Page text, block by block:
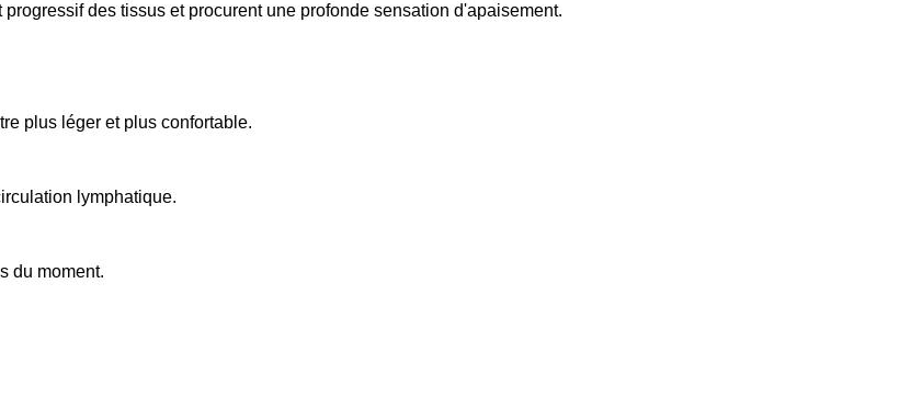
des tissus et procurent une profonde sensation d'apaisement.
plus léger et plus confortable.
lymphatique.
du moment.